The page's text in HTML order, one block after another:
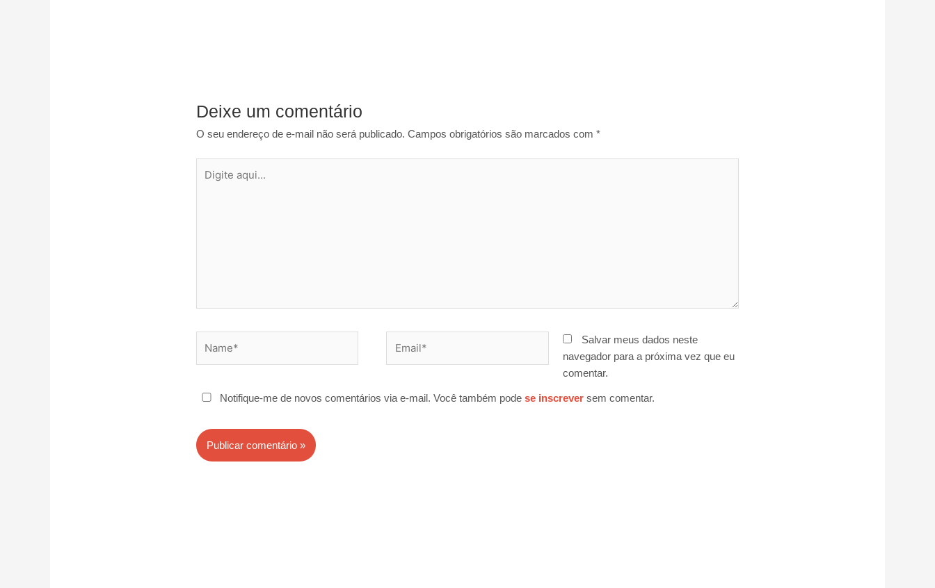
Deixe um comentário
O seu endereço de e-mail não será publicado. Campos obrigatórios são marcados com*
aqui...
Salvar meus dados neste
navegador para a próxima vez que eu
comentar.
Notifique-me de novos comentários via e-mail. Você também podese inscrever sem comentar.